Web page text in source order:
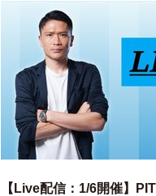
【Live配信：1/6開催】